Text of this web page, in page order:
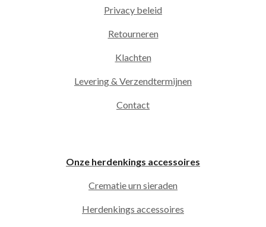
Privacy beleid
Retourneren
Klachten
Levering & Verzendtermijnen
Contact
Onze herdenkings accessoires
Crematie urn sieraden
Herdenkings accessoires